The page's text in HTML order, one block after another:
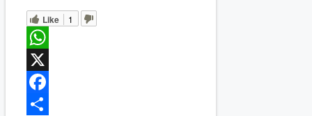
Like 1
WhatsApp
X
Facebook